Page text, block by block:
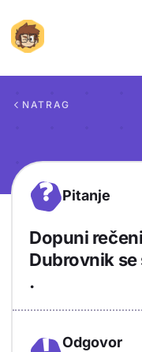
NATRAG
? Pitanje
Dopuni
Dubrovnik se
.
Odgovor